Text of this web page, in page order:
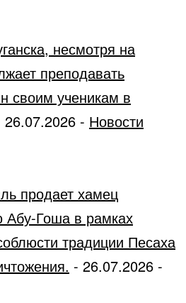
несмотря на
преподавать
своим ученикам в
26.07.2026 - Новости
продает хамец
Абу-Гоша в рамках
традиции Песаха
- 26.07.2026 -